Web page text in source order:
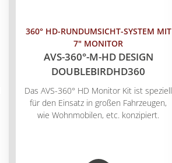
360° HD-RUNDUMSICHT-SYSTEM MIT
7" MONITOR
AVS-360°-M-HD DESIGN
DOUBLEBIRDHD360
Das AVS-360° HD Monitor Kit ist speziell
für den Einsatz in großen Fahrzeugen,
wie Wohnmobilen, etc. konzipiert.